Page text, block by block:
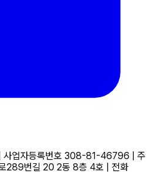
사업자등록번호 308-81-46796
주
289번길 20 2동 8층 4호
전화